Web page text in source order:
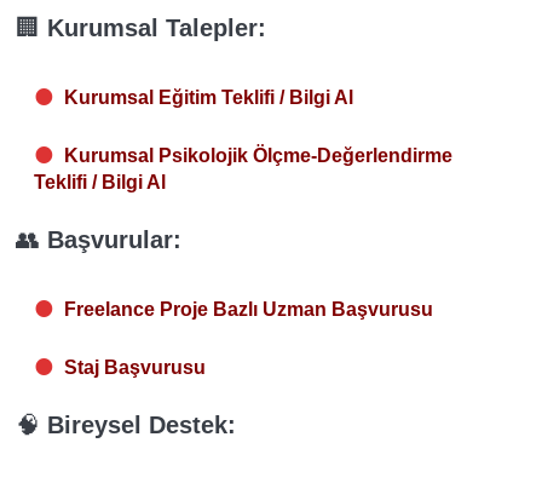
🏢 Kurumsal Talepler:
Kurumsal Eğitim Teklifi / Bilgi Al
Kurumsal Psikolojik Ölçme-Değerlendirme
Teklifi / Bilgi Al
👥 Başvurular:
Freelance Proje Bazlı Uzman Başvurusu
Staj Başvurusu
🧠 Bireysel Destek: